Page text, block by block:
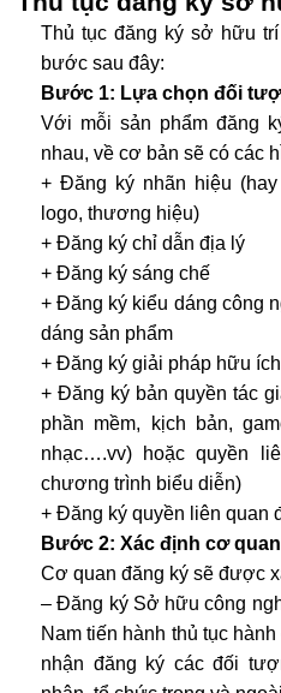
Thủ tục đăng ký sở hữu
bước sau đây:
Bước 1: Lựa chọn đối
Với mỗi sản phẩm đăng
nhau, về cơ bản sẽ có các
+ Đăng ký nhãn hiệu
logo, thương hiệu)
+ Đăng ký chỉ dẫn địa lý
+ Đăng ký sáng chế
+ Đăng ký kiểu dáng công
dáng sản phẩm
+ Đăng ký giải pháp hữu ích
+ Đăng ký bản quyền tác
phần mềm, kịch bản,
nhạc….vv) hoặc quyền
chương trình biểu diễn)
+ Đăng ký quyền liên quan
Bước 2: Xác định cơ
Cơ quan đăng ký sẽ được
– Đăng ký Sở hữu công
Nam tiến hành thủ tục
nhận đăng ký các đối